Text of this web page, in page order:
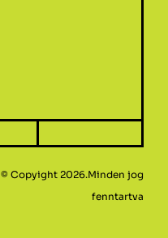
© Copyight 2026.Minden jog
fenntartva